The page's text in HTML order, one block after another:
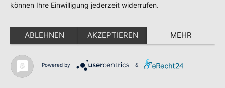
Einsatz bestimmter Technologien einzuholen.
Auftragsverarbeitung
Wir haben einen Vertrag über Auftragsverarbeitung
(AVV) mit dem oben genannten Anbieter geschlossen.
können Ihre Einwilligung jederzeit widerrufen.
ABLEHNEN AKZEPTIEREN MEHR
Powered by &